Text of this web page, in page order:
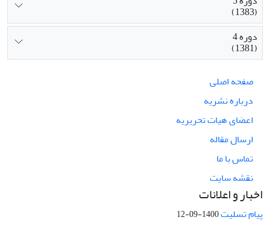
(1383)
دوره 4
(1381)
صفحه اصلی
درباره نشریه
اعضای هیات تحریریه
ارسال مقاله
تماس با ما
نقشه سایت
اخبار و اعلانات
پیام تسلیت1400-09-12